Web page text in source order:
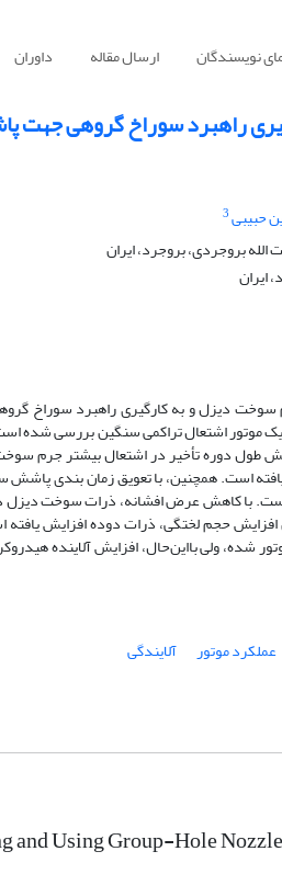
نویسندگان ارسال مقاله داوران
راهبرد سوراخ گروهی
حبیبی3
بروجردی، بروجرد، ایران
ایران
با کاهش طول دوره تأخیر در اشتعال بیشتر
است. همچنین، با تعویق زمان بندی
کاهش عرض افشانه، ذرات سوخت دیزل در
حجم لختگی، ذرات دوده افزایش یافته
ولی بااین‌حال، افزایش آلاینده­
عملکرد موتور
آلایندگی
Using Group-Hole